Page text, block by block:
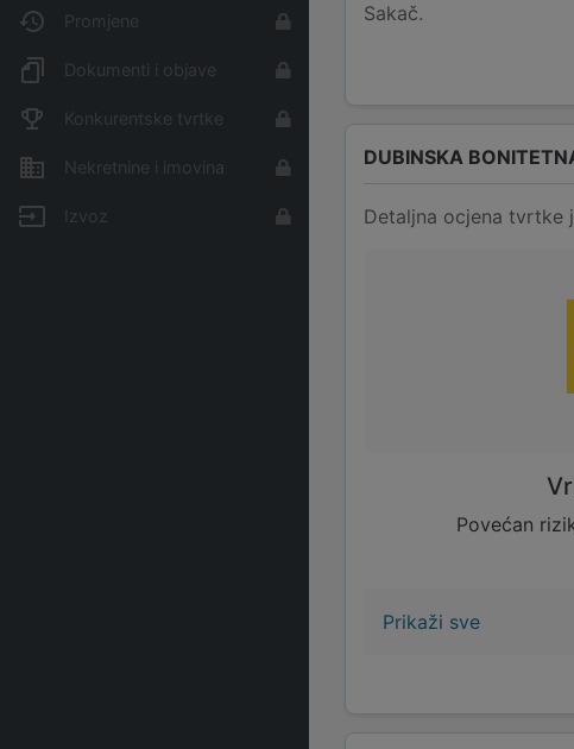
Promjene
Dokumenti i objave
Konkurentske tvrtke
Nekretnine i imovina
Izvoz
Sakač.
DUBINSKA
Detaljna ocjena tvrtke
Povećan
Prikaži sve